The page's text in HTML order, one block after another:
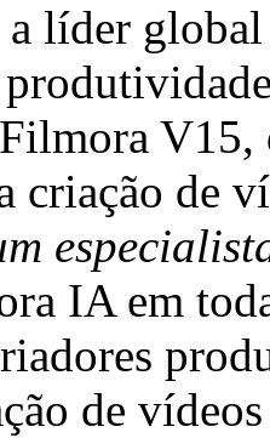
líder
V15,
criação de
IA em
de